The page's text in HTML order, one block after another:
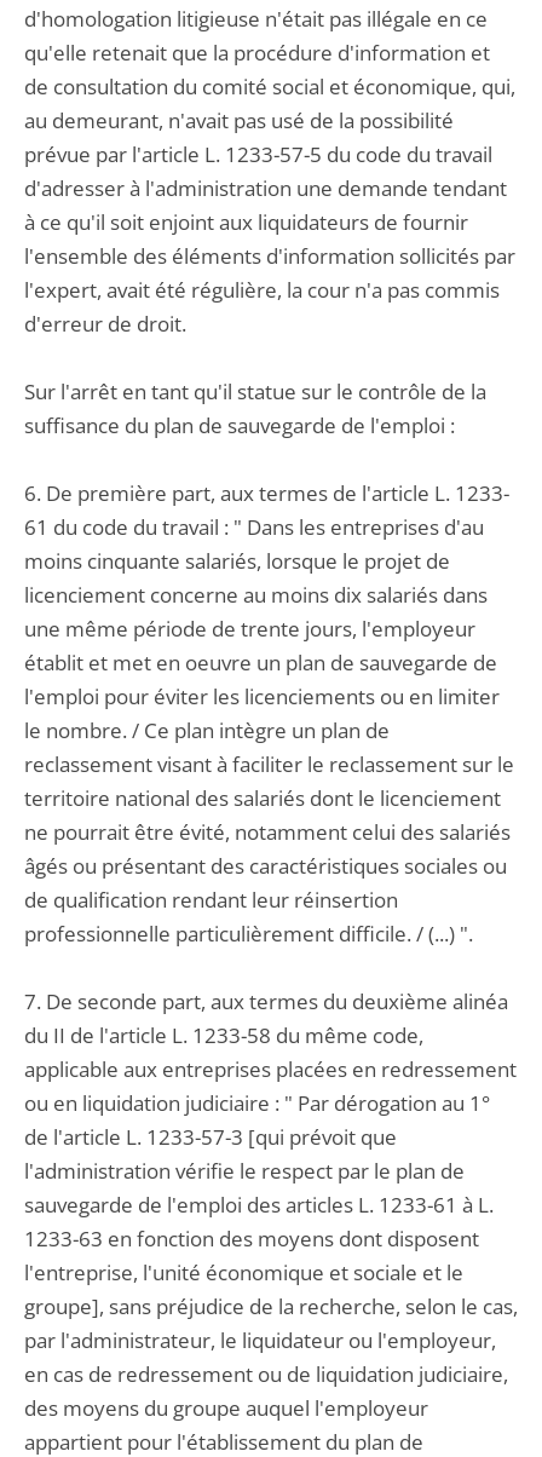
d'homologation litigieuse n'était pas illégale en ce
qu'elle retenait que la procédure d'information et
de consultation du comité social et économique, qui,
au demeurant, n'avait pas usé de la possibilité
prévue par l'article L. 1233-57-5 du code du travail
d'adresser à l'administration une demande tendant
à ce qu'il soit enjoint aux liquidateurs de fournir
l'ensemble des éléments d'information sollicités par
l'expert, avait été régulière, la cour n'a pas commis
d'erreur de droit.
Sur l'arrêt en tant qu'il statue sur le contrôle de la
suffisance du plan de sauvegarde de l'emploi :
6. De première part, aux termes de l'article L. 1233-
61 du code du travail : " Dans les entreprises d'au
moins cinquante salariés, lorsque le projet de
licenciement concerne au moins dix salariés dans
une même période de trente jours, l'employeur
établit et met en oeuvre un plan de sauvegarde de
l'emploi pour éviter les licenciements ou en limiter
le nombre. / Ce plan intègre un plan de
reclassement visant à faciliter le reclassement sur le
territoire national des salariés dont le licenciement
ne pourrait être évité, notamment celui des salariés
âgés ou présentant des caractéristiques sociales ou
de qualification rendant leur réinsertion
professionnelle particulièrement difficile. / (...) ".
7. De seconde part, aux termes du deuxième alinéa
du II de l'article L. 1233-58 du même code,
applicable aux entreprises placées en redressement
ou en liquidation judiciaire : " Par dérogation au 1°
de l'article L. 1233-57-3 [qui prévoit que
l'administration vérifie le respect par le plan de
sauvegarde de l'emploi des articles L. 1233-61 à L.
1233-63 en fonction des moyens dont disposent
l'entreprise, l'unité économique et sociale et le
groupe], sans préjudice de la recherche, selon le cas,
par l'administrateur, le liquidateur ou l'employeur,
en cas de redressement ou de liquidation judiciaire,
des moyens du groupe auquel l'employeur
appartient pour l'établissement du plan de